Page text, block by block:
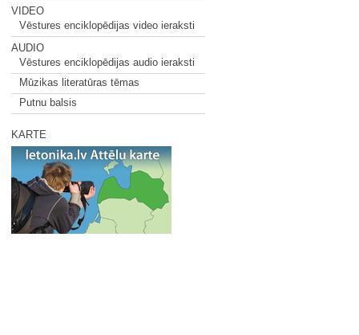
VIDEO
Vēstures enciklopēdijas video ieraksti
AUDIO
Vēstures enciklopēdijas audio ieraksti
Mūzikas literatūras tēmas
Putnu balsis
KARTE